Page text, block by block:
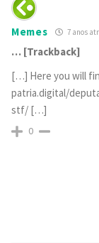
Memes 7 anos
… [Trackback]
[…] Here you will
patria.digital/
stf/ […]
0